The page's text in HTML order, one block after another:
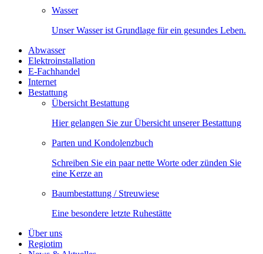
Wasser
Unser Wasser ist Grundlage für ein gesundes Leben.
Abwasser
Elektroinstallation
E-Fachhandel
Internet
Bestattung
Übersicht Bestattung
Hier gelangen Sie zur Übersicht unserer Bestattung
Parten und Kondolenzbuch
Schreiben Sie ein paar nette Worte oder zünden Sie
eine Kerze an
Baumbestattung / Streuwiese
Eine besondere letzte Ruhestätte
Über uns
Regiotim